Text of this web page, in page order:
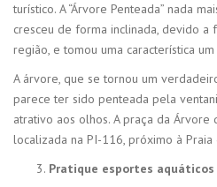
turístico. A “Árvore Penteada” nada
cresceu de forma inclinada, devido a
região, e tomou uma característica
A árvore, que se tornou um
parece ter sido penteada pela
atrativo aos olhos. A praça da Árvore
localizada na PI-116, próximo à
Pratique esportes aquáticos